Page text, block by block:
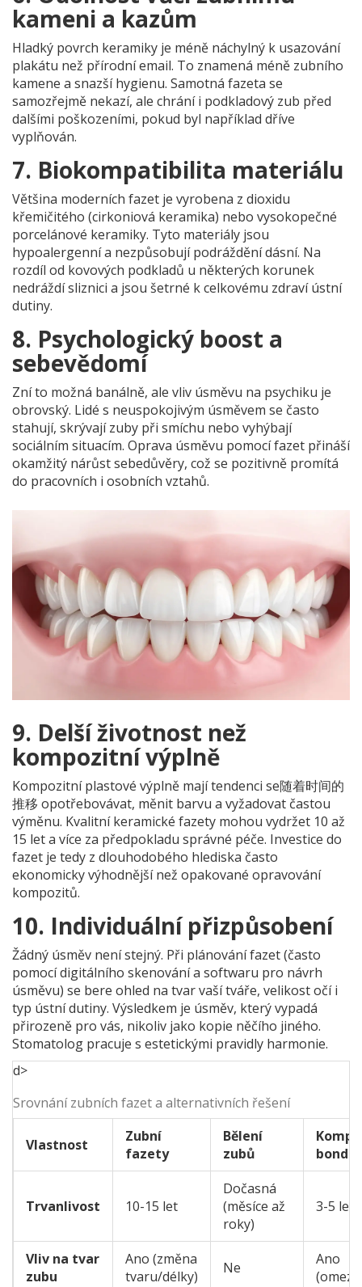
kameni a kazům
Hladký povrch keramiky je méně náchylný k usazování
plakátu než přírodní email. To znamená méně zubního
kamene a snazší hygienu. Samotná fazeta se
samozřejmě nekazí, ale chrání i podkladový zub před
dalšími poškozeními, pokud byl například dříve
vyplňován.
7. Biokompatibilita materiálu
Většina moderních fazet je vyrobena z dioxidu
křemičitého (cirkoniová keramika) nebo vysokopečné
porcelánové keramiky. Tyto materiály jsou
hypoalergenní a nezpůsobují podráždění dásní. Na
rozdíl od kovových podkladů u některých korunek
nedráždí sliznici a jsou šetrné k celkovému zdraví ústní
dutiny.
8. Psychologický boost a
sebevědomí
Zní to možná banálně, ale vliv úsměvu na psychiku je
obrovský. Lidé s neuspokojivým úsměvem se často
stahují, skrývají zuby při smíchu nebo vyhýbají
sociálním situacím. Oprava úsměvu pomocí fazet přináší
okamžitý nárůst sebedůvěry, což se pozitivně promítá
do pracovních i osobních vztahů.
9. Delší životnost než
kompozitní výplně
Kompozitní plastové výplně mají tendenci se随着时间的
推移 opotřebovávat, měnit barvu a vyžadovat častou
výměnu. Kvalitní keramické fazety mohou vydržet 10 až
15 let a více za předpokladu správné péče. Investice do
fazet je tedy z dlouhodobého hlediska často
ekonomicky výhodnější než opakované opravování
kompozitů.
10. Individuální přizpůsobení
Žádný úsměv není stejný. Při plánování fazet (často
pomocí digitálního skenování a softwaru pro návrh
úsměvu) se bere ohled na tvar vaší tváře, velikost očí i
typ ústní dutiny. Výsledkem je úsměv, který vypadá
přirozeně pro vás, nikoliv jako kopie něčího jiného.
Stomatolog pracuje s estetickými pravidly harmonie.
d>
Srovnání zubních fazet a alternativních řešení
Vlastnost
Zubní
fazety
Bělení
zubů
Trvanlivost 10-15 let
Dočasná
(měsíce až
roky)
3-5 let
Vliv na tvar
zubu
Ano (změna
tvaru/délky)
Ne
Ano